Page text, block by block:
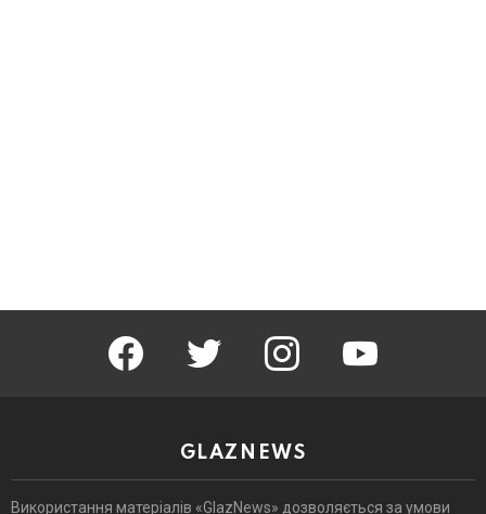
facebook twitter instagram youtube
GLAZNEWS
Використання матеріалів «GlazNews» дозволяється за умови